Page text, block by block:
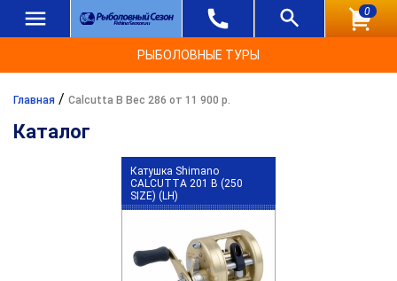
0
РЫБОЛОВНЫЕ ТУРЫ
Главная / Calcutta B Вес 286 от 11 900 р.
Каталог
Катушка Shimano
CALCUTTA 201 B (250
SIZE) (LH)